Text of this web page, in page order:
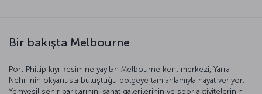
Bir bakışta Melbourne
Port Phillip kıyı kesimine yayılan Melbourne kent merkezi, Yarra
Nehri’nin okyanusla buluştuğu bölgeye tam anlamıyla hayat veriyor.
Yemyeşil şehir parklarının, sanat galerilerinin ve spor aktivitelerinin